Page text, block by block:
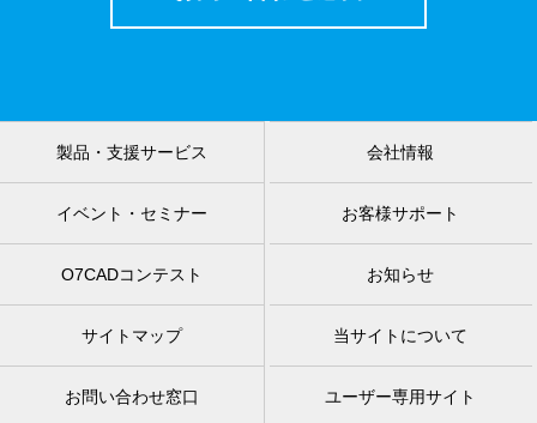
製品・支援サービス 会社情報
イベント・セミナー お客様サポート
O7CADコンテスト お知らせ
サイトマップ 当サイトについて
お問い合わせ窓口 ユーザー専用サイト